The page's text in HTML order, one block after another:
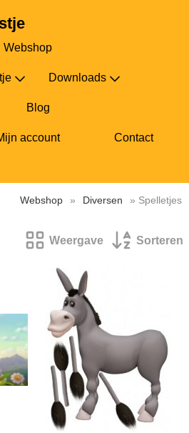
Webshop
Downloads
Blog
account Contact
Webshop » Diversen » Spelletjes
Weergave Sorteren